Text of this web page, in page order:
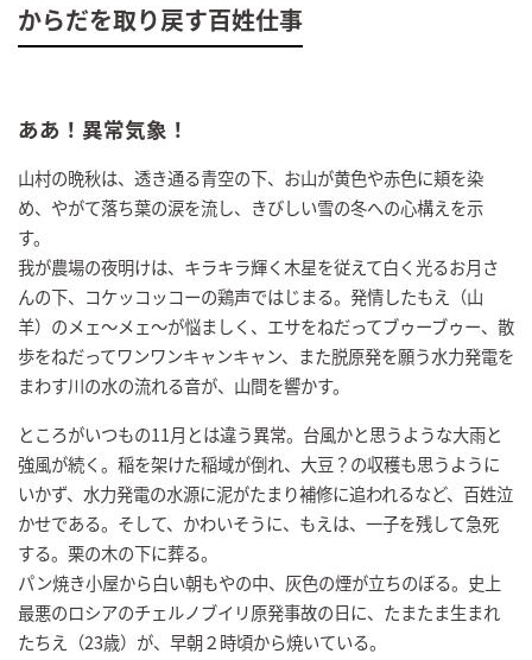
からだを取り戻す百姓仕事
ああ！異常気象！
山村の晩秋は、透き通る青空の下、お山が黄色や赤色に頬を染
め、やがて落ち葉の涙を流し、きびしい雪の冬への心構えを示
す。
我が農場の夜明けは、キラキラ輝く木星を従えて白く光るお月さ
んの下、コケッコッコーの鶏声ではじまる。発情したもえ（山
羊）のメェ～メェ～が悩ましく、エサをねだってブゥーブゥー、散
歩をねだってワンワンキャンキャン、また脱原発を願う水力発電を
まわす川の水の流れる音が、山間を響かす。
ところがいつもの11月とは違う異常。台風かと思うような大雨と
強風が続く。稲を架けた稲域が倒れ、大豆？の収穫も思うように
いかず、水力発電の水源に泥がたまり補修に追われるなど、百姓泣
かせである。そして、かわいそうに、もえは、一子を残して急死
する。栗の木の下に葬る。
パン焼き小屋から白い朝もやの中、灰色の煙が立ちのぼる。史上
最悪のロシアのチェルノブイリ原発事故の日に、たまたま生まれ
たちえ（23歳）が、早朝２時頃から焼いている。